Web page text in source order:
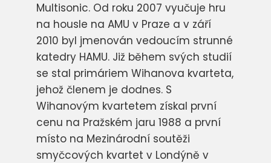
Multisonic. Od roku 2007 vyučuje hru
na housle na AMU v Praze a v září
2010 byl jmenován vedoucím strunné
katedry HAMU. Již během svých studií
se stal primáriem Wihanova kvarteta,
jehož členem je dodnes. S
Wihanovým kvartetem získal první
cenu na Pražském jaru 1988 a první
místo na Mezinárodní soutěži
smyčcových kvartet v Londýně v